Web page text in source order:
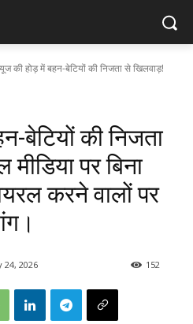
की होड़ में बहन-बेटियों की निजता से खिलवाड़!
बेटियों की निजता
पर बिना
करने वालों पर
24, 2026 152